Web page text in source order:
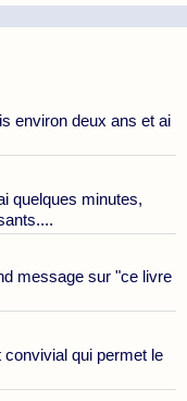
environ deux ans et ai
quelques minutes,
message sur "ce livre
qui permet le